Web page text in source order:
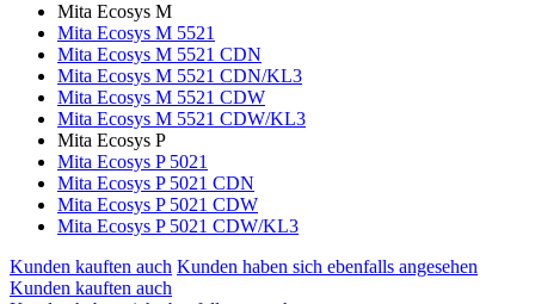
Mita Ecosys M
Mita Ecosys M 5521
Mita Ecosys M 5521 CDN
Mita Ecosys M 5521 CDN/KL3
Mita Ecosys M 5521 CDW
Mita Ecosys M 5521 CDW/KL3
Mita Ecosys P
Mita Ecosys P 5021
Mita Ecosys P 5021 CDN
Mita Ecosys P 5021 CDW
Mita Ecosys P 5021 CDW/KL3
Kunden kauften auch Kunden haben sich ebenfalls angesehen
Kunden kauften auch